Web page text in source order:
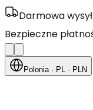
Darmowa
Bezpieczne
Polonia· PL · PLN